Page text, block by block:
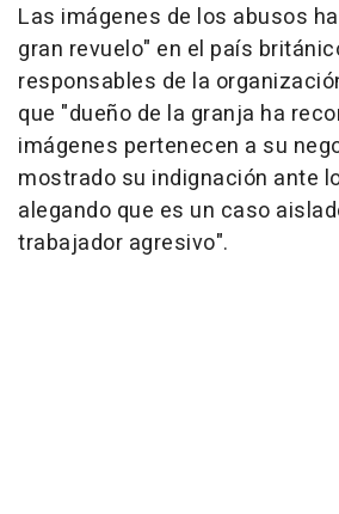
Las imágenes de los abusos
gran revuelo" en el país
responsables de la
que "dueño de la granja ha
imágenes pertenecen a su
mostrado su indignación ante
alegando que es un caso
trabajador agresivo".